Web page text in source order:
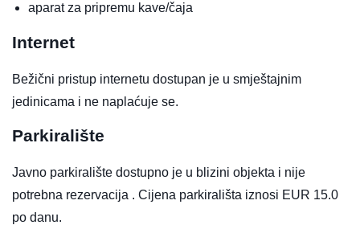
aparat za pripremu kave/čaja
Internet
Bežični pristup internetu dostupan je u smještajnim
jedinicama i ne naplaćuje se.
Parkiralište
Javno parkiralište dostupno je u blizini objekta i nije
potrebna rezervacija . Cijena parkirališta iznosi EUR 15.0
po danu.